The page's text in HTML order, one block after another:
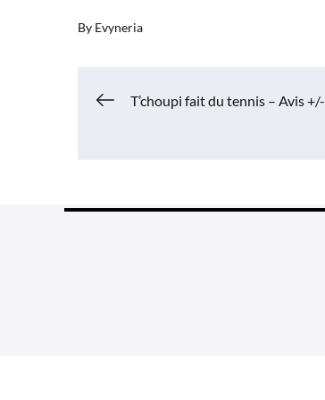
By Evyneria
Navigation
l’article
T’choupi fait du tennis – Avis +/-